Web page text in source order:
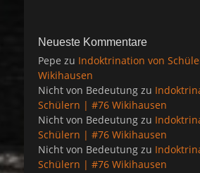
Neueste Kommentare
Pepe zu Indoktrination von
Wikihausen
Nicht von Bedeutung zu
Schülern | #76 Wikihausen
Nicht von Bedeutung zu
Schülern | #76 Wikihausen
Nicht von Bedeutung zu
Schülern | #76 Wikihausen